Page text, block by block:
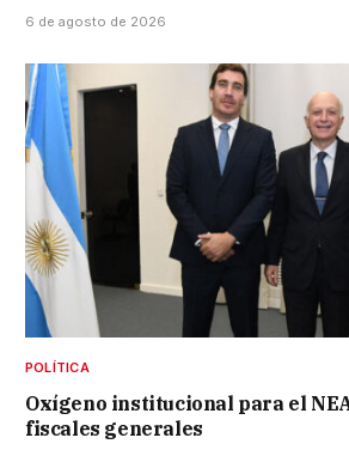
6 de agosto de 2026
POLÍTICA
Oxígeno institucional para el
fiscales generales